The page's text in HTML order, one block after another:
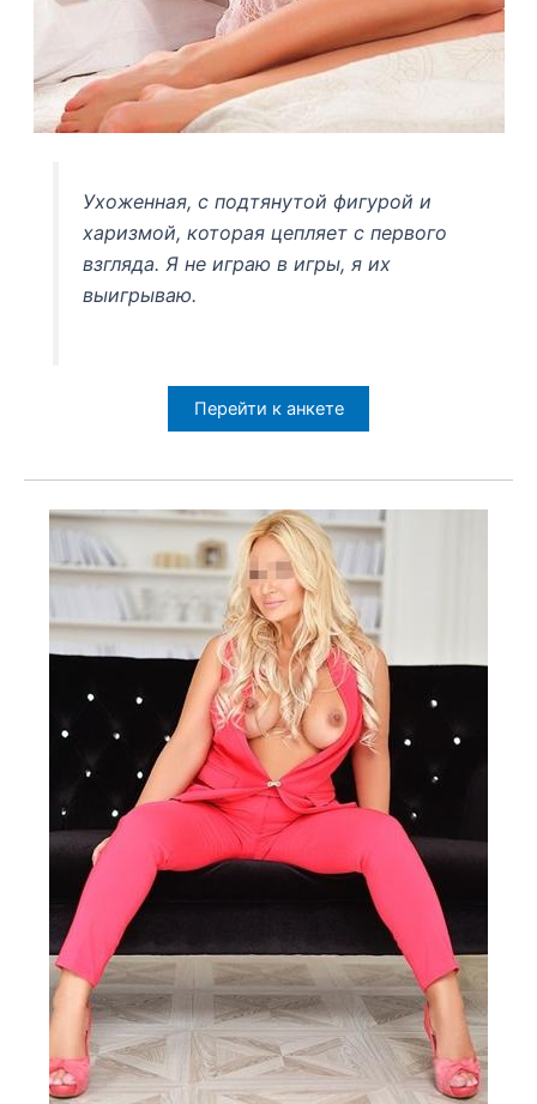
Ухоженная, с подтянутой фигурой и
харизмой, которая цепляет с первого
взгляда. Я не играю в игры, я их
выигрываю.
Перейти к анкете